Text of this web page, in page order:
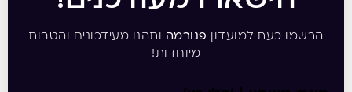
הרשמו כעת למועדון פנורמה ותהנו מעידכונים והטבות
מיוחדות!